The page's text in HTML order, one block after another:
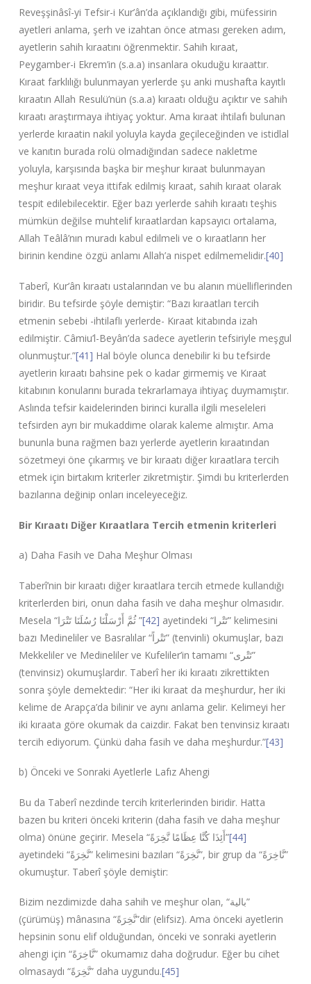
Reveşşinâsî-yi Tefsir-i Kur’ân’da açıklandığı gibi, müfessirin
ayetleri anlama, şerh ve izahtan önce atması gereken adım,
ayetlerin sahih kıraatını öğrenmektir. Sahih kıraat,
Peygamber-i Ekrem’in (s.a.a) insanlara okuduğu kıraattır.
Kıraat farklılığı bulunmayan yerlerde şu anki mushafta kayıtlı
kıraatın Allah Resulü’nün (s.a.a) kıraatı olduğu açıktır ve sahih
kıraatı araştırmaya ihtiyaç yoktur. Ama kıraat ihtilafı bulunan
yerlerde kıraatin nakil yoluyla kayda geçileceğinden ve istidlal
ve kanıtın burada rolü olmadığından sadece nakletme
yoluyla, karşısında başka bir meşhur kıraat bulunmayan
meşhur kıraat veya ittifak edilmiş kıraat, sahih kıraat olarak
tespit edilebilecektir. Eğer bazı yerlerde sahih kıraatı teşhis
mümkün değilse muhtelif kıraatlardan kapsayıcı ortalama,
Allah Teâlâ’nın muradı kabul edilmeli ve o kıraatların her
birinin kendine özgü anlamı Allah’a nispet edilmemelidir.[40]
Taberî, Kur’ân kıraatı ustalarından ve bu alanın müelliflerinden
biridir. Bu tefsirde şöyle demiştir: “Bazı kıraatları tercih
etmenin sebebi -ihtilaflı yerlerde- Kıraat kitabında izah
edilmiştir. Câmiu’l-Beyân’da sadece ayetlerin tefsiriyle meşgul
olunmuştur.”[41] Hal böyle olunca denebilir ki bu tefsirde
ayetlerin kıraatı bahsine pek o kadar girmemiş ve Kıraat
kitabının konularını burada tekrarlamaya ihtiyaç duymamıştır.
Aslında tefsir kaidelerinden birinci kuralla ilgili meseleleri
tefsirden ayrı bir mukaddime olarak kaleme almıştır. Ama
bununla buna rağmen bazı yerlerde ayetlerin kıraatından
sözetmeyi öne çıkarmış ve bir kıraatı diğer kıraatlara tercih
etmek için birtakım kriterler zikretmiştir. Şimdi bu kriterlerden
bazılarına değinip onları inceleyeceğiz.
Bir Kıraatı Diğer Kıraatlara Tercih etmenin kriterleri
a) Daha Fasih ve Daha Meşhur Olması
Taberî’nin bir kıraatı diğer kıraatlara tercih etmede kullandığı
kriterlerden biri, onun daha fasih ve daha meşhur olmasıdır.
Mesela “ثُمَّ أَرْسَلْنَا رُسُلَنَا تَتْرَا”[42] ayetindeki “تَتْرا” kelimesini
bazı Medineliler ve Basralılar “تَتْراً” (tenvinli) okumuşlar, bazı
Mekkeliler ve Medineliler ve Kufeliler’in tamamı “تَتْری”
(tenvinsiz) okumuşlardır. Taberî her iki kıraatı zikrettikten
sonra şöyle demektedir: “Her iki kıraat da meşhurdur, her iki
kelime de Arapça’da bilinir ve aynı anlama gelir. Kelimeyi her
iki kıraata göre okumak da caizdir. Fakat ben tenvinsiz kıraatı
tercih ediyorum. Çünkü daha fasih ve daha meşhurdur.”[43]
b) Önceki ve Sonraki Ayetlerle Lafız Ahengi
Bu da Taberî nezdinde tercih kriterlerinden biridir. Hatta
bazen bu kriteri önceki kriterin (daha fasih ve daha meşhur
olma) önüne geçirir. Mesela “أَئِذَا كُنَّا عِظَامًا نَّخِرَةً”[44]
ayetindeki “نَّخِرَةً” kelimesini bazıları “نَّخِرَةً”, bir grup da “نَّاخِرَةً”
okumuştur. Taberî şöyle demiştir:
Bizim nezdimizde daha sahih ve meşhur olan, “بالیة”
(çürümüş) mânasına “نَّخِرَةً”dir (elifsiz). Ama önceki ayetlerin
hepsinin sonu elif olduğundan, önceki ve sonraki ayetlerin
ahengi için “نَّاخِرَةً” okumamız daha doğrudur. Eğer bu cihet
olmasaydı “نَّخِرَةً” daha uygundu.[45]